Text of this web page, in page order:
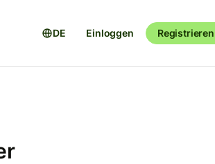
DE Einloggen Registrieren